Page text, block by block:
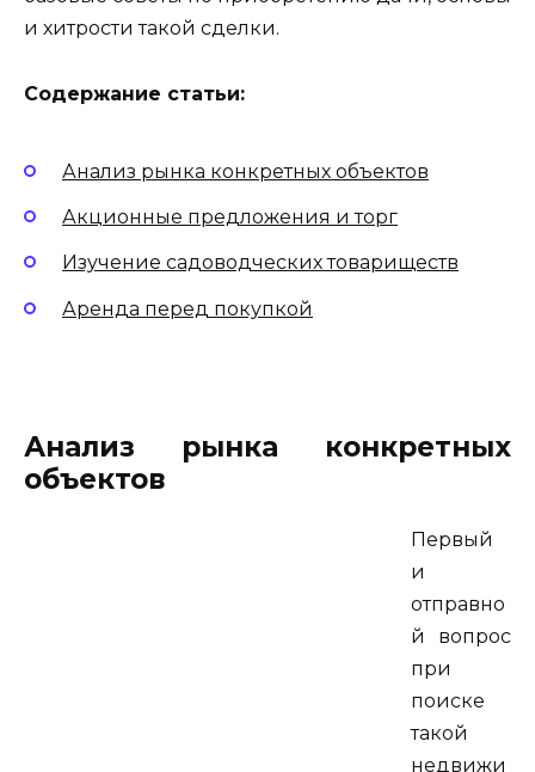
и хитрости такой сделки.
Содержание статьи:
Анализ рынка конкретных объектов
Акционные предложения и торг
Изучение садоводческих товариществ
Аренда перед покупкой
Анализ рынка конкретных
объектов
Первый
и
отправно
й вопрос
при
поиске
такой
недвижи